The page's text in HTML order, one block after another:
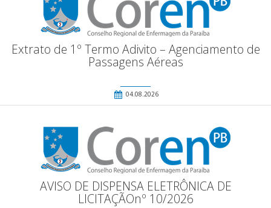
Extrato de 1º Termo Adivito – Agenciamento de
Passagens Aéreas
04.08.2026
AVISO DE DISPENSA ELETRÔNICA DE
LICITAÇÃOnº 10/2026